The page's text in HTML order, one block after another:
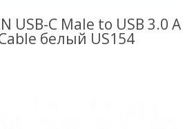
USB-C Male to USB 3.0 A
белый US154